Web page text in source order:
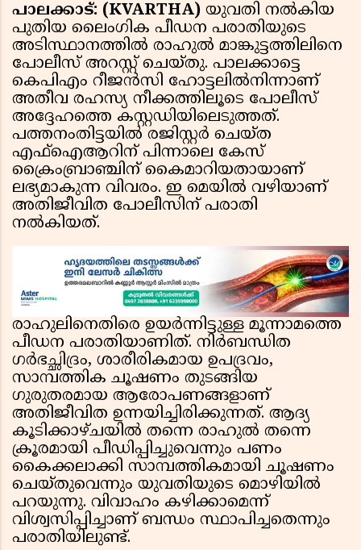
പാലക്കാട്: (KVARTHA) യുവതി നൽകിയ
പുതിയ ലൈംഗിക പീഡന പരാതിയുടെ
അടിസ്ഥാനത്തിൽ രാഹുൽ മാങ്കുട്ടത്തിലിനെ
പോലീസ് അറസ്റ്റ് ചെയ്തു. പാലക്കാട്ടെ
കെപിഎം റീജൻസി ഹോട്ടലിൽനിന്നാണ്
അതീവ രഹസ്യ നീക്കത്തിലൂടെ പോലീസ്
അദ്ദേഹത്തെ കസ്റ്റഡിയിലെടുത്തത്.
പത്തനംതിട്ടയിൽ രജിസ്റ്റർ ചെയ്ത
എഫ്ഐആറിന് പിന്നാലെ കേസ്
ക്രൈംബ്രാഞ്ചിന് കൈമാറിയതായാണ്
ലഭ്യമാകുന്ന വിവരം. ഇ മെയിൽ വഴിയാണ്
അതിജീവിത പോലീസിന് പരാതി
നൽകിയത്.
രാഹുലിനെതിരെ ഉയർന്നിട്ടുള്ള മൂന്നാമത്തെ
പീഡന പരാതിയാണിത്. നിർബന്ധിത
ഗർഭച്ഛിദ്രം, ശാരീരികമായ ഉപദ്രവം,
സാമ്പത്തിക ചൂഷണം തുടങ്ങിയ
ഗുരുതരമായ ആരോപണങ്ങളാണ്
അതിജീവിത ഉന്നയിച്ചിരിക്കുന്നത്. ആദ്യ
കൂടിക്കാഴ്ചയിൽ തന്നെ രാഹുൽ തന്നെ
ക്രൂരമായി പീഡിപ്പിച്ചുവെന്നും പണം
കൈക്കലാക്കി സാമ്പത്തികമായി ചൂഷണം
ചെയ്തുവെന്നും യുവതിയുടെ മൊഴിയിൽ
പറയുന്നു. വിവാഹം കഴിക്കാമെന്ന്
വിശ്വസിപ്പിച്ചാണ് ബന്ധം സ്ഥാപിച്ചതെന്നും
പരാതിയിലുണ്ട്.